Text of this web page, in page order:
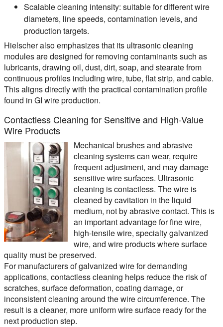
Scalable cleaning intensity: suitable for different wire
diameters, line speeds, contamination levels, and
production targets.
Hielscher also emphasizes that its ultrasonic cleaning
modules are designed for removing contaminants such as
lubricants, drawing oil, dust, dirt, soap, and stearate from
continuous profiles including wire, tube, flat strip, and cable.
This aligns directly with the practical contamination profile
found in GI wire production.
Contactless Cleaning for Sensitive and High-Value
Wire Products
Mechanical brushes and abrasive
cleaning systems can wear, require
frequent adjustment, and may damage
sensitive wire surfaces. Ultrasonic
cleaning is contactless. The wire is
cleaned by cavitation in the liquid
medium, not by abrasive contact. This is
an important advantage for fine wire,
high-tensile wire, specialty galvanized
wire, and wire products where surface
quality must be preserved.
For manufacturers of galvanized wire for demanding
applications, contactless cleaning helps reduce the risk of
scratches, surface deformation, coating damage, or
inconsistent cleaning around the wire circumference. The
result is a cleaner, more uniform wire surface ready for the
next production step.